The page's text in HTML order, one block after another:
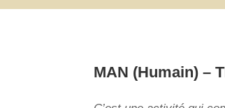
MAN (Humain) –